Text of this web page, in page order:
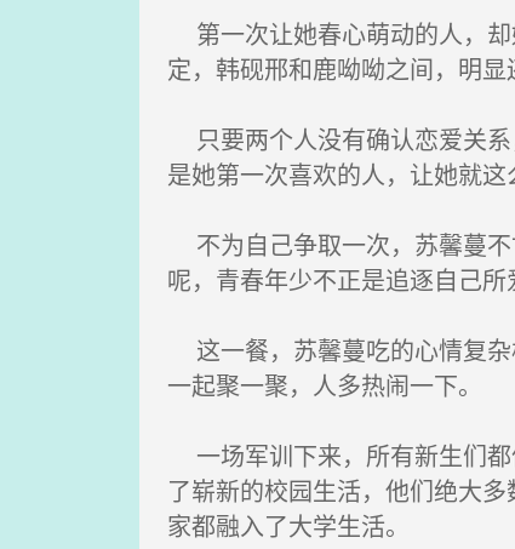
第一次让她春心萌动的人，
定，韩砚邢和鹿呦呦之间，明显
只要两个人没有确认恋爱关
是她第一次喜欢的人，让她就这
不为自己争取一次，苏馨蔓
呢，青春年少不正是追逐自己所
这一餐，苏馨蔓吃的心情复
一起聚一聚，人多热闹一下。
一场军训下来，所有新生们
了崭新的校园生活，他们绝大
家都融入了大学生活。